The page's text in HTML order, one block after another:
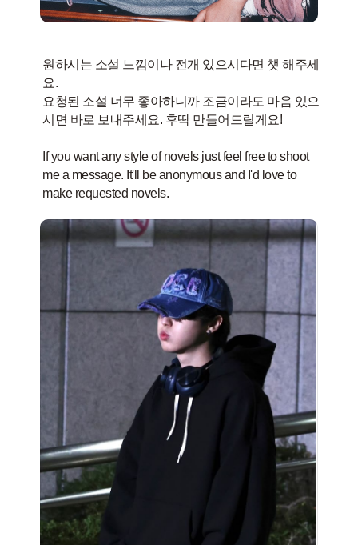
원하시는 소설 느낌이나 전개 있으시다면 챗 해주세
요.
요청된 소설 너무 좋아하니까 조금이라도 마음 있으
시면 바로 보내주세요. 후딱 만들어드릴게요!
If you want any style of novels just feel free to shoot
me a message. It'll be anonymous and I'd love to